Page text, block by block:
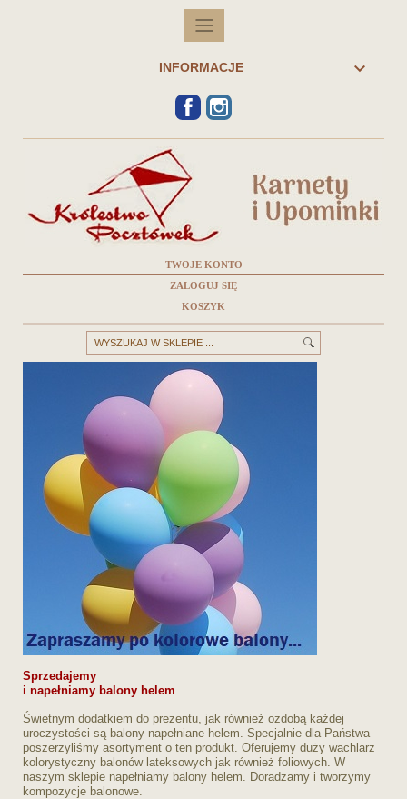
INFORMACJE 
FACEBOOK
TWOJE KONTO
ZALOGUJ SIĘ
KOSZYK
Sprzedajemy
i napełniamy balony helem
Świetnym dodatkiem do prezentu, jak również ozdobą każdej
uroczystości są balony napełniane helem. Specjalnie dla Państwa
poszerzyliśmy asortyment o ten produkt. Oferujemy duży wachlarz
kolorystyczny balonów lateksowych jak również foliowych. W
naszym sklepie napełniamy balony helem. Doradzamy i tworzymy
kompozycje balonowe.